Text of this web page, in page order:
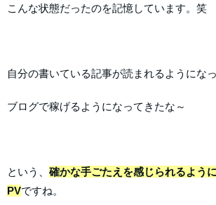
こんな状態だったのを記憶しています。笑
自分の書いている記事が読まれるようにな
ブログで稼げるようになってきたな～
という、 確かな手ごたえを感じられるよう
PVですね。